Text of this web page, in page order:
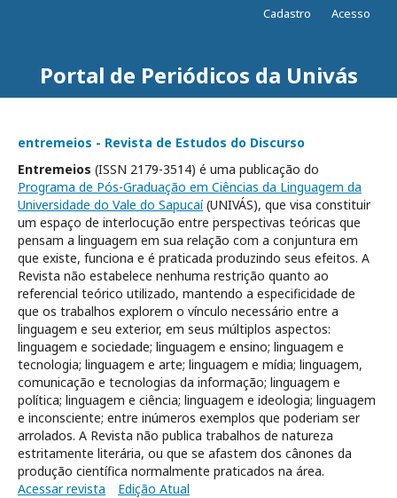
Portal de Periódicos da Univás
Cadastro Acesso
entremeios - Revista de Estudos do Discurso
Entremeios (ISSN 2179-3514) é uma publicação do
Programa de Pós-Graduação em Ciências da Linguagem da
Universidade do Vale do Sapucaí(UNIVÁS), que visa constituir
um espaço de interlocução entre perspectivas teóricas que
pensam a linguagem em sua relação com a conjuntura em
que existe, funciona e é praticada produzindo seus efeitos. A
Revista não estabelece nenhuma restrição quanto ao
referencial teórico utilizado, mantendo a especificidade de
que os trabalhos explorem o vínculo necessário entre a
linguagem e seu exterior, em seus múltiplos aspectos:
linguagem e sociedade; linguagem e ensino; linguagem e
tecnologia; linguagem e arte; linguagem e mídia; linguagem,
comunicação e tecnologias da informação; linguagem e
política; linguagem e ciência; linguagem e ideologia; linguagem
e inconsciente; entre inúmeros exemplos que poderiam ser
arrolados. A Revista não publica trabalhos de natureza
estritamente literária, ou que se afastem dos cânones da
produção científica normalmente praticados na área.
Acessar revista
Edição Atual